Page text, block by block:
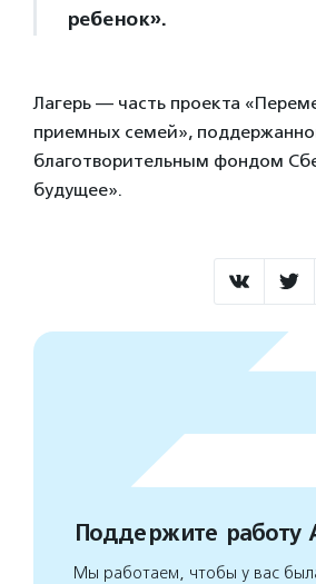
ребенок».
Лагерь — часть проекта
приемных семей»,
благотворительным фондом
будущее».
Поддержите работу
Мы работаем, чтобы у вас